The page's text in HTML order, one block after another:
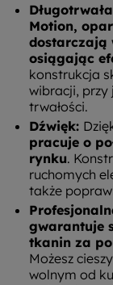
Motion,
dostarczają
osiągając
konstrukcja
wibracji, przy
trwałości.
Dźwięk:
pracuje o
rynku.
ruchomych
także
gwarantuje
tkanin za
Możesz
wolnym od